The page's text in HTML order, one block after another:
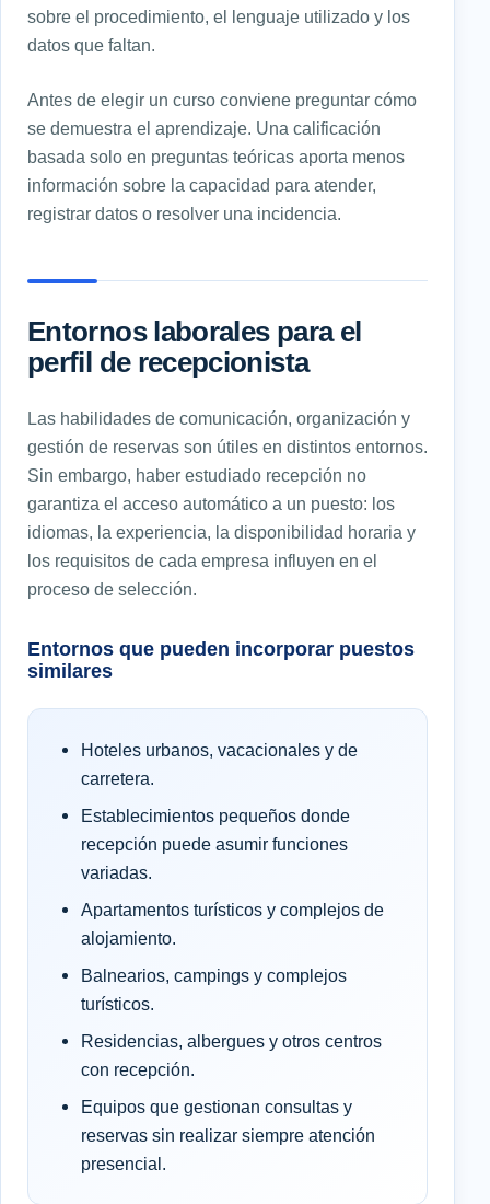
sobre el procedimiento, el lenguaje utilizado y los
datos que faltan.
Antes de elegir un curso conviene preguntar cómo
se demuestra el aprendizaje. Una calificación
basada solo en preguntas teóricas aporta menos
información sobre la capacidad para atender,
registrar datos o resolver una incidencia.
Entornos laborales para el
perfil de recepcionista
Las habilidades de comunicación, organización y
gestión de reservas son útiles en distintos entornos.
Sin embargo, haber estudiado recepción no
garantiza el acceso automático a un puesto: los
idiomas, la experiencia, la disponibilidad horaria y
los requisitos de cada empresa influyen en el
proceso de selección.
Entornos que pueden incorporar puestos
similares
Hoteles urbanos, vacacionales y de
carretera.
Establecimientos pequeños donde
recepción puede asumir funciones
variadas.
Apartamentos turísticos y complejos de
alojamiento.
Balnearios, campings y complejos
turísticos.
Residencias, albergues y otros centros
con recepción.
Equipos que gestionan consultas y
reservas sin realizar siempre atención
presencial.